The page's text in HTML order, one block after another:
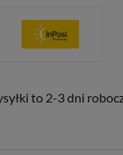
to 2-3 dni